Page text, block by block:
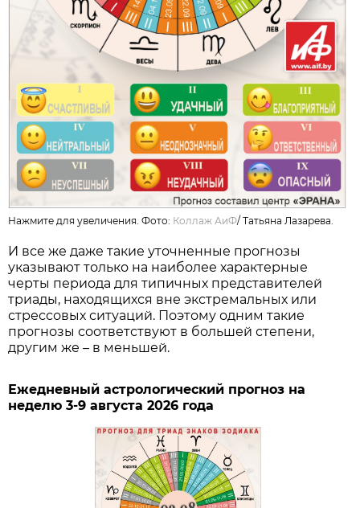
Нажмите для увеличения. Фото: Коллаж АиФ/Татьяна Лазарева.
И все же даже такие уточненные прогнозы
указывают только на наиболее характерные
черты периода для типичных представителей
триады, находящихся вне экстремальных или
стрессовых ситуаций. Поэтому одним такие
прогнозы соответствуют в большей степени,
другим же – в меньшей.
Ежедневный астрологический прогноз на
неделю 3-9 августа 2026 года